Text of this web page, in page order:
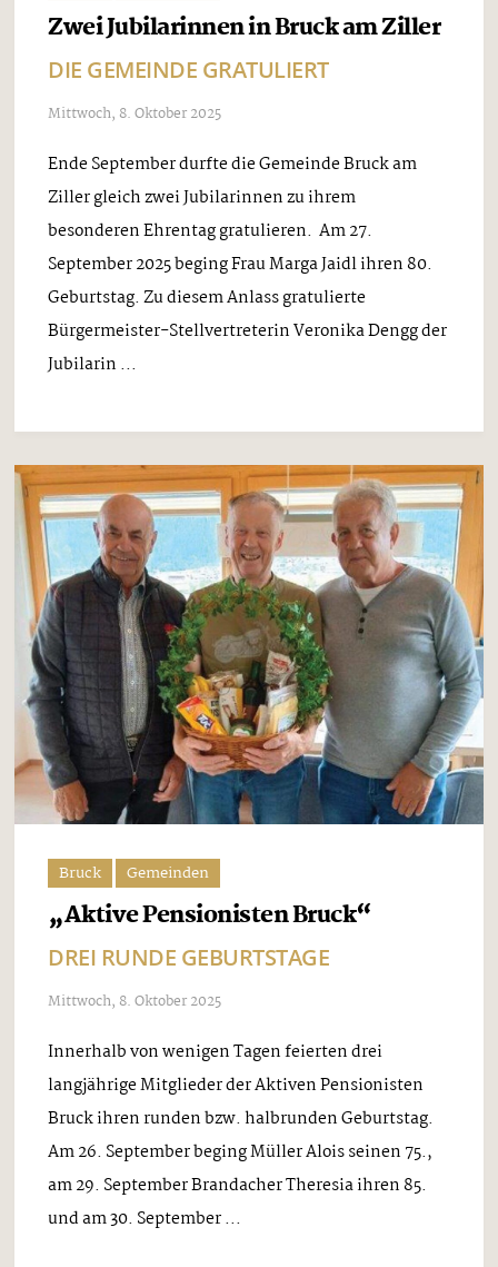
Zwei Jubilarinnen in Bruck am Ziller
DIE GEMEINDE GRATULIERT
Mittwoch, 8. Oktober 2025
Ende September durfte die Gemeinde Bruck am
Ziller gleich zwei Jubilarinnen zu ihrem
besonderen Ehrentag gratulieren. Am 27.
September 2025 beging Frau Marga Jaidl ihren 80.
Geburtstag. Zu diesem Anlass gratulierte
Bürgermeister-Stellvertreterin Veronika Dengg der
Jubilarin ...
Bruck Gemeinden
„Aktive Pensionisten Bruck“
DREI RUNDE GEBURTSTAGE
Mittwoch, 8. Oktober 2025
Innerhalb von wenigen Tagen feierten drei
langjährige Mitglieder der Aktiven Pensionisten
Bruck ihren runden bzw. halbrunden Geburtstag.
Am 26. September beging Müller Alois seinen 75.,
am 29. September Brandacher Theresia ihren 85.
und am 30. September ...